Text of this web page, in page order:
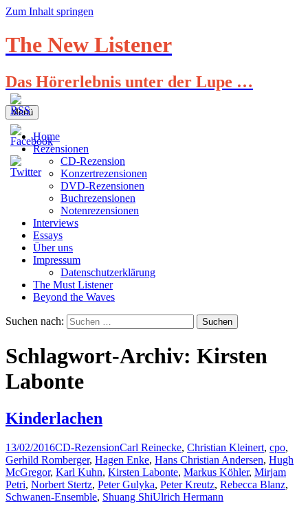
Zum Inhalt springen
The New Listener
Das Hörerlebnis unter der Lupe …
Menü
Home
Rezensionen
CD-Rezension
Konzertrezensionen
DVD-Rezensionen
Buchrezensionen
Notenrezensionen
Interviews
Essays
Über uns
Impressum
Datenschutzerklärung
The Must Listener
Beyond the Waves
Suchen nach:
Schlagwort-Archiv: Kirsten
Labonte
Kinderlachen
13/02/2016CD-RezensionCarl Reinecke, Christian Kleinert, cpo,
Gerhild Romberger, Hagen Enke, Hans Christian Andersen, Hugh
McGregor, Karl Kuhn, Kirsten Labonte, Markus Köhler, Mirjam
Petri, Norbert Stertz, Peter Gulyka, Peter Kreutz, Rebecca Blanz,
Schwanen-Ensemble, Shuang ShiUlrich Hermann